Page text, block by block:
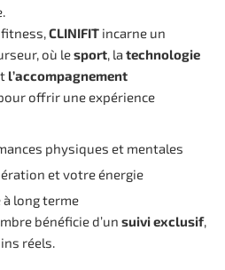
fitness,CLINIFIT incarne un
où lesport, latechnologie
l’accompagnement
offrir une expérience
physiques et mentales
et votre énergie
long terme
bénéficie d’un suivi exclusif,
réels.